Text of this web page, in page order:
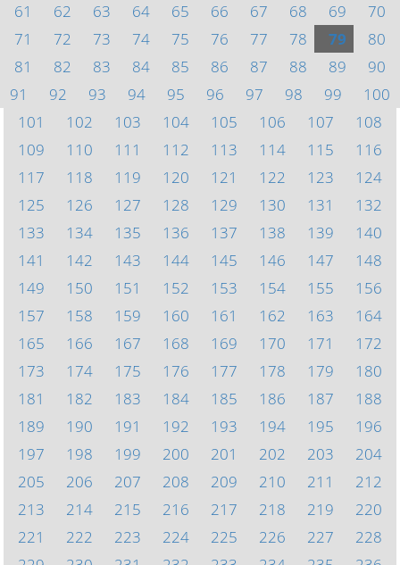
61
62 63 64 65 66 67 68 69
70
71
72 73 74 75 76 77 78 79
80
81
82 83 84 85 86 87 88 89
90
91
92 93 94 95 96 97 98 99
100
101
102 103 104 105 106 107
108
109
110 111 112 113 114 115
116
117
118 119 120 121 122 123
124
125
126 127 128 129 130 131
132
133
134 135 136 137 138 139
140
141
142 143 144 145 146 147
148
149
150 151 152 153 154 155
156
157
158 159 160 161 162 163
164
165
166 167 168 169 170 171
172
173
174 175 176 177 178 179
180
181
182 183 184 185 186 187
188
189
190 191 192 193 194 195
196
197
198 199 200 201 202 203
204
205
206 207 208 209 210 211
212
213
214 215 216 217 218 219
220
221
222 223 224 225 226 227
228